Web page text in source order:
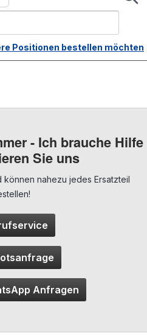
Positionen bestellen möchten
- Ich brauche Hilfe
Sie uns
nahezu jedes Ersatzteil
Anfragen